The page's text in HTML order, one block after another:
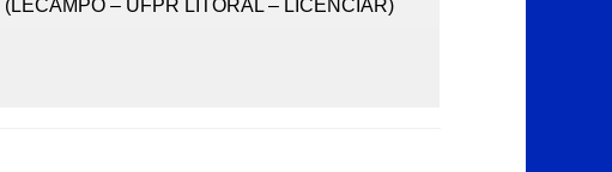
(LECAMPO – UFPR LITORAL – LICENCIAR)